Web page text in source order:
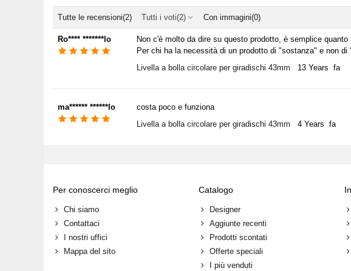
Tutte le recensioni(2) Tutti i voti(2) Con immagini(0)
Ro**** *******lo
Non c'è molto da dire su questo prodotto, è semplice quanto
Per chi ha la necessità di un prodotto di "sostanza" e non
Livella a bolla circolare per giradischi 43mm
13 Years fa
ma****** ******lo
costa poco e funziona
Livella a bolla circolare per giradischi 43mm
4 Years fa
Per conoscerci meglio
Chi siamo
Contattaci
I nostri uffici
Mappa del sito
Catalogo
Designer
Aggiunte recenti
Prodotti scontati
Offerte speciali
I più venduti